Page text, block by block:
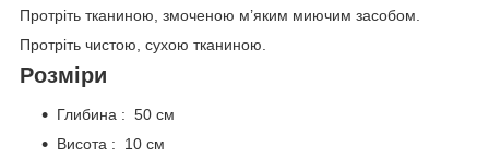
Протріть тканиною, змоченою м’яким миючим засобом.
Протріть чистою, сухою тканиною.
Розміри
Глибина : 50 см
Висота : 10 см